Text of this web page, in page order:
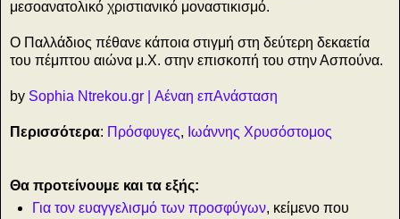
μεσοανατολικό χριστιανικό μοναστικισμό.
Ο Παλλάδιος πέθανε κάποια στιγμή στη δεύτερη δεκαετία
του πέμπτου αιώνα μ.Χ. στην επισκοπή του στην Ασπούνα.
by Sophia Ntrekou.gr | Αέναη επΑνάσταση
Περισσότερα: Πρόσφυγες, Ιωάννης Χρυσόστομος
Θα προτείνουμε και τα εξής:
Για τον ευαγγελισμό των προσφύγων, κείμενο που